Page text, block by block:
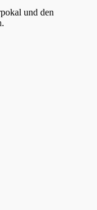
und den